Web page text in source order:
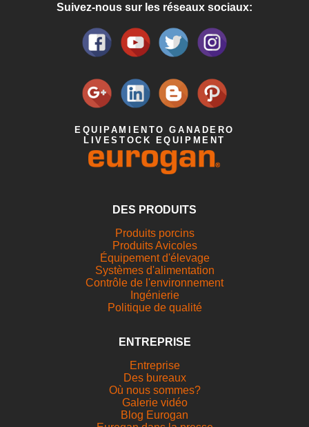
Suivez-nous sur les réseaux sociaux:
EQUIPAMIENTO GANADERO
LIVESTOCK EQUIPMENT
DES PRODUITS
Produits porcins
Produits Avicoles
Équipement d'élevage
Systèmes d'alimentation
Contrôle de l'environnement
Ingénierie
Politique de qualité
ENTREPRISE
Entreprise
Des bureaux
Où nous sommes?
Galerie vidéo
Blog Eurogan